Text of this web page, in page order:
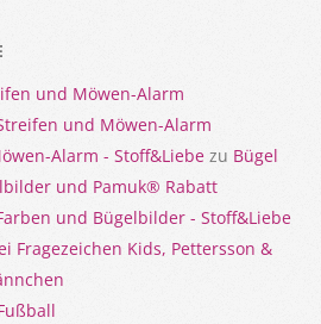
und Möwen-Alarm
und Möwen-Alarm
Alarm - Stoff&Liebe zu Bügel
und Pamuk® Rabatt
und Bügelbilder - Stoff&Liebe
Fragezeichen Kids, Pettersson &